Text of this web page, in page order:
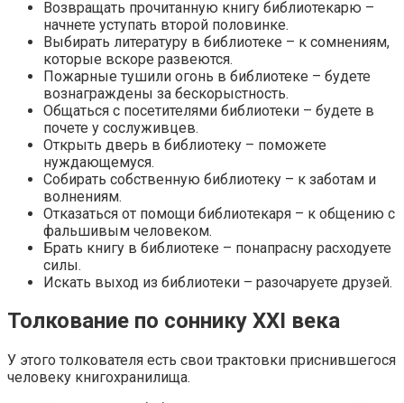
Возвращать прочитанную книгу библиотекарю –
начнете уступать второй половинке.
Выбирать литературу в библиотеке – к сомнениям,
которые вскоре развеются.
Пожарные тушили огонь в библиотеке – будете
вознаграждены за бескорыстность.
Общаться с посетителями библиотеки – будете в
почете у сослуживцев.
Открыть дверь в библиотеку – поможете
нуждающемуся.
Собирать собственную библиотеку – к заботам и
волнениям.
Отказаться от помощи библиотекаря – к общению с
фальшивым человеком.
Брать книгу в библиотеке – понапрасну расходуете
силы.
Искать выход из библиотеки – разочаруете друзей.
Толкование по соннику XXI века
У этого толкователя есть свои трактовки приснившегося
человеку книгохранилища.